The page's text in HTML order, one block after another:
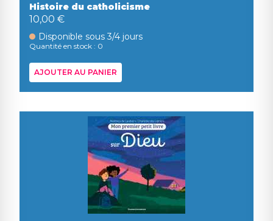
Histoire du catholicisme
10,00 €
Disponible sous 3/4 jours
Quantité en stock : 0
AJOUTER AU PANIER